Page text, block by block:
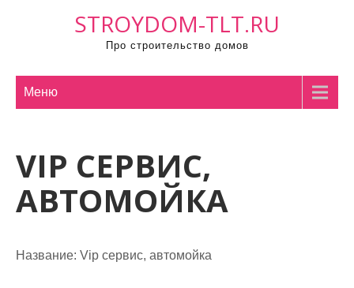
STROYDOM-TLT.RU
Про строительство домов
Меню
VIP СЕРВИС,
АВТОМОЙКА
Название: Vip сервис, автомойка